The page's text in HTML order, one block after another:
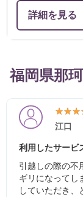
詳細を見る
福岡県那
江口
利用したサービ
引越しの際の不
ギリになってし
していただき、